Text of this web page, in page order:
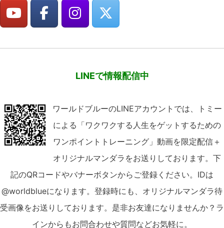
LINEで情報配信中
ワールドブルーのLINEアカウントでは、トミー
による「ワクワクする人生をゲットするための
ワンポイントトレーニング」動画を限定配信＋
オリジナルマンダラをお送りしております。下
記のQRコードやバナーボタンからご登録ください。IDは
@worldblueになります。登録時にも、オリジナルマンダラ待
受画像をお送りしております。是非お友達になりませんか？ラ
インからもお問合わせや質問などお気軽に。